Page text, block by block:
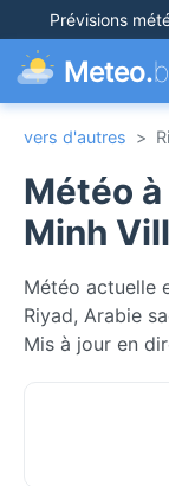
Prévisions
Meteo.
vers d'autres >
Météo à
Minh
Météo actuelle
Riyad, Arabie
Mis à jour en